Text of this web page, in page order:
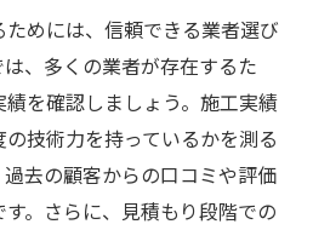
めには、信頼できる業者選び
、多くの業者が存在するた
を確認しましょう。施工実績
技術力を持っているかを測る
去の顧客からの口コミや評価
。さらに、見積もり段階での